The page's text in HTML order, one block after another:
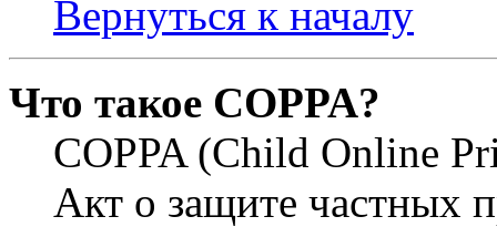
Вернуться к началу
Что такое COPPA?
COPPA (Child Online
Акт о защите частных